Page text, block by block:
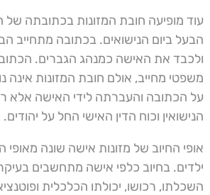
עוד מופיעה חובת המזונות בכתובתה
הבעל ביום הנישואים. בכתובה מתחייב
ולכבד את האישה כמנהג הגברים.
משפטי מחייב, אולם חובת המזונות
על הכתובה והעברתה לידי האישה אלא
הנישואין וכוח הדין האישי החל על יהודים.
אופי החיוב של מזונות אישה שונה מאופי
ילדים. בחיוב כלפי אישה מתחשבים
השכלתו, רכושו, יכולתו הכלכלית